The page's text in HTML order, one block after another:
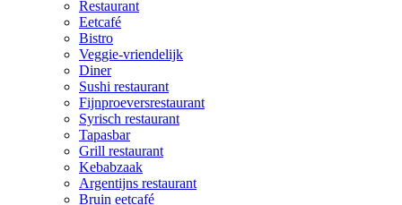
Restaurant
Eetcafé
Bistro
Veggie-vriendelijk
Diner
Sushi restaurant
Fijnproeversrestaurant
Syrisch restaurant
Tapasbar
Grill restaurant
Kebabzaak
Argentijns restaurant
Bruin eetcafé